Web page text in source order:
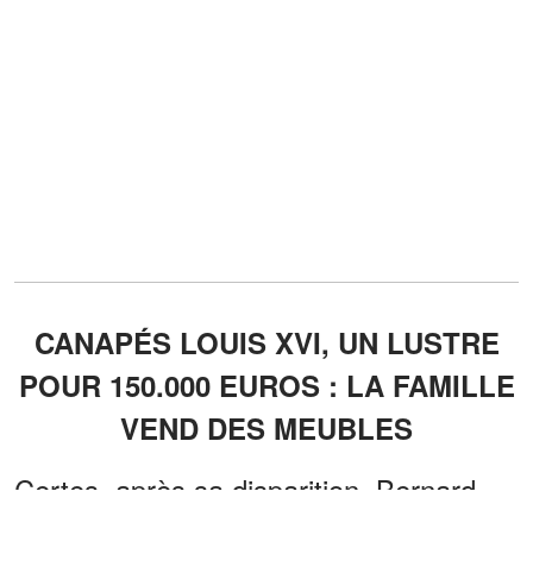
CANAPÉS LOUIS XVI, UN LUSTRE
POUR 150.000 EUROS : LA FAMILLE
VEND DES MEUBLES
Certes, après sa disparition, Bernard